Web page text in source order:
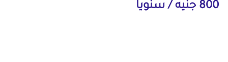
800 جنيه / سنوياً